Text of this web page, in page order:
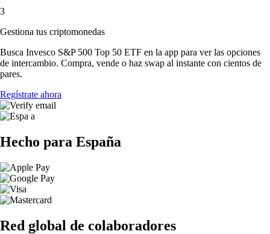
3
Gestiona tus criptomonedas
Busca Invesco S&P 500 Top 50 ETF en la app para ver las opciones
de intercambio. Compra, vende o haz swap al instante con cientos de
pares.
Regístrate ahora
Hecho para España
Red global de colaboradores